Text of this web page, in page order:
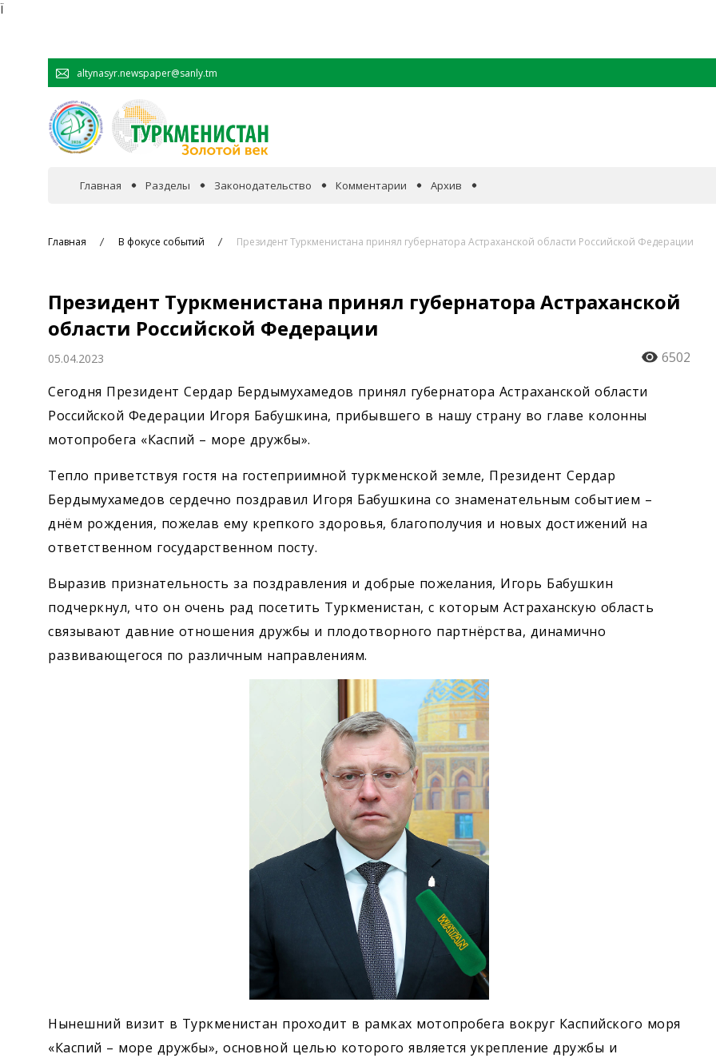
Ï
altynasyr.newspaper@sanly.tm
Главная Разделы
Сотрудничество
Общество
Наука
Спорт
Законодательство Комментарии Архив
Главная В фокусе событий Президент Туркменистана принял губернатора Астраханской области Российской Федерации
Президент Туркменистана принял губернатора Астраханской
области Российской Федерации
05.04.2023
6502
Сегодня Президент Сердар Бердымухамедов принял губернатора Астраханской области
Российской Федерации Игоря Бабушкина, прибывшего в нашу страну во главе колонны
мотопробега «Каспий – море дружбы».
Тепло приветствуя гостя на гостеприимной туркменской земле, Президент Сердар
Бердымухамедов сердечно поздравил Игоря Бабушкина со знаменательным событием –
днём рождения, пожелав ему крепкого здоровья, благополучия и новых достижений на
ответственном государственном посту.
Выразив признательность за поздравления и добрые пожелания, Игорь Бабушкин
подчеркнул, что он очень рад посетить Туркменистан, с которым Астраханскую область
связывают давние отношения дружбы и плодо­творного партнёрства, динамично
развивающегося по различным направлениям.
Нынешний визит в Туркменистан проходит в рамках мотопробега вокруг Каспийского моря
«Каспий – море дружбы», основной целью которого является укрепление дружбы и